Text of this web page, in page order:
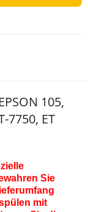
105,
7750, ET
Sie
mit